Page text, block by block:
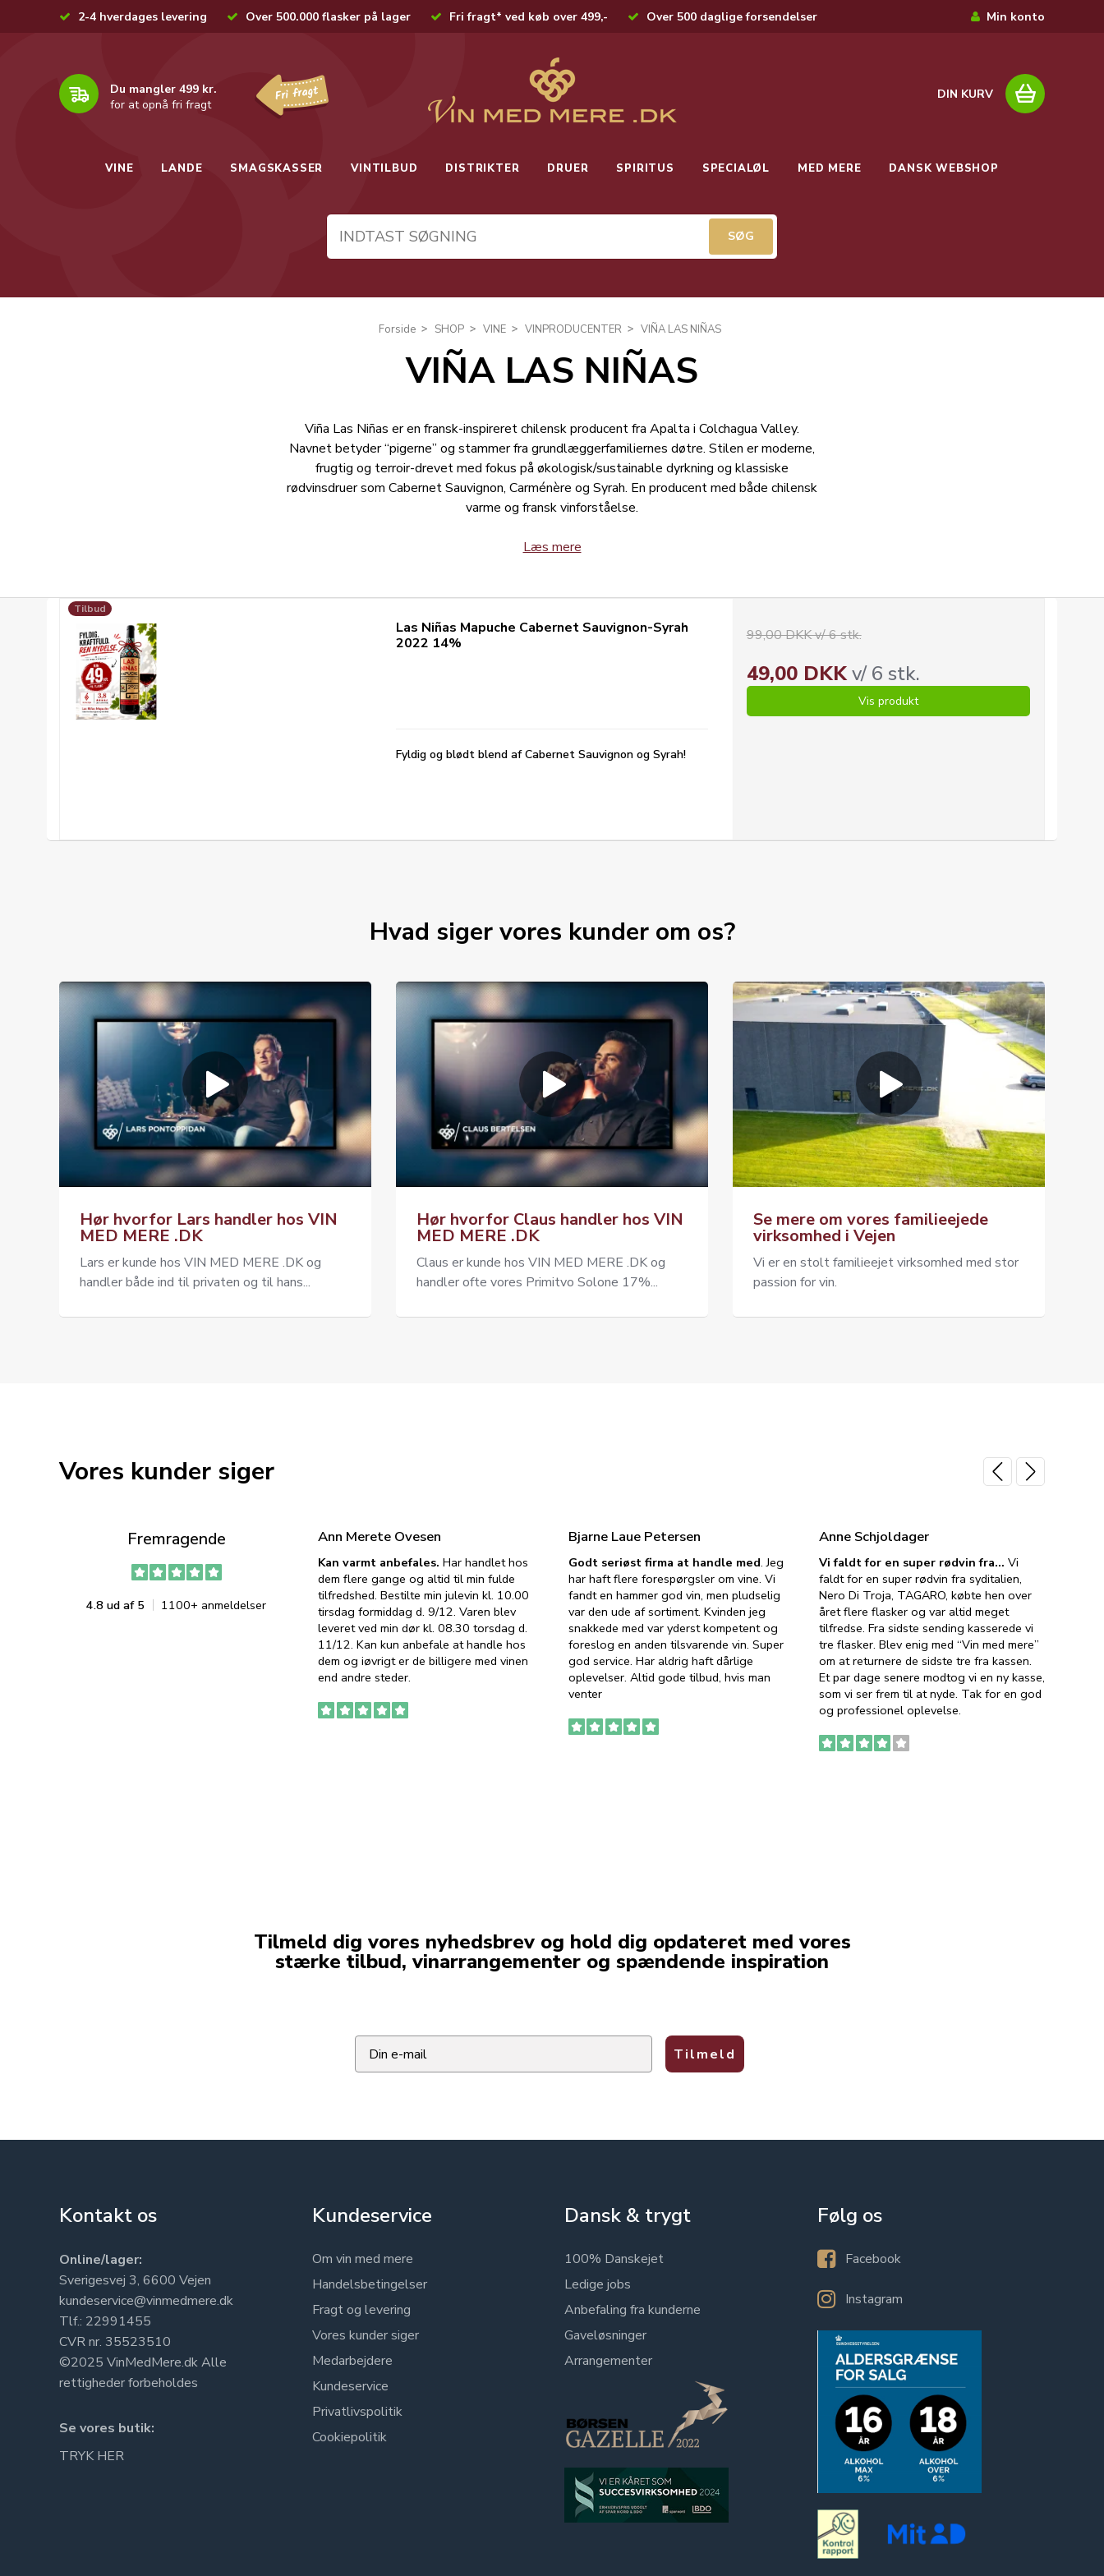
2-4 hverdages levering Over 500.000 flasker på lager Fri fragt* ved køb over 499,- Over 500 daglige forsendelser Min konto
Du mangler 499 kr.
for at opnå fri fragt
DIN KURV
VINE LANDE SMAGSKASSER VINTILBUD DISTRIKTER DRUER SPIRITUS SPECIALØL MED MERE DANSK WEBSHOP
Forside SHOP VINE VINPRODUCENTER VIÑA LAS NIÑAS
VIÑA LAS NIÑAS
Viña Las Niñas er en fransk-inspireret chilensk producent fra Apalta i Colchagua Valley.
Navnet betyder “pigerne” og stammer fra grundlæggerfamiliernes døtre. Stilen er moderne,
frugtig og terroir-drevet med fokus på økologisk/sustainable dyrkning og klassiske
rødvinsdruer som Cabernet Sauvignon, Carménère og Syrah. En producent med både chilensk
varme og fransk vinforståelse.
Læs mere
Tilbud
Las Niñas Mapuche Cabernet Sauvignon-Syrah
2022 14%
Fyldig og blødt blend af Cabernet Sauvignon og Syrah!
99,00 DKK v/ 6 stk.
49,00 DKKv/ 6 stk.
Vis produkt
Hvad siger vores kunder om os?
Hør hvorfor Lars handler hos VIN
MED MERE .DK
Lars er kunde hos VIN MED MERE .DK og
handler både ind til privaten og til hans...
Hør hvorfor Claus handler hos VIN
MED MERE .DK
Claus er kunde hos VIN MED MERE .DK og
handler ofte vores Primitvo Solone 17%...
Se mere om vores familieejede
virksomhed i Vejen
Vi er en stolt familieejet virksomhed med stor
passion for vin.
Vores kunder siger
Fremragende
4.8 ud af 5 1100+ anmeldelser
Ann Merete Ovesen
Kan varmt anbefales. Har handlet hos
dem flere gange og altid til min fulde
tilfredshed. Bestilte min julevin kl. 10.00
tirsdag formiddag d. 9/12. Varen blev
leveret ved min dør kl. 08.30 torsdag d.
11/12. Kan kun anbefale at handle hos
dem og iøvrigt er de billigere med vinen
end andre steder.
Bjarne Laue Petersen
Godt seriøst firma at handle med. Jeg
har haft flere forespørgsler om vine. Vi
fandt en hammer god vin, men pludselig
var den ude af sortiment. Kvinden jeg
snakkede med var yderst kompetent og
foreslog en anden tilsvarende vin. Super
god service. Har aldrig haft dårlige
oplevelser. Altid gode tilbud, hvis man
venter
Anne Schjoldager
Vi faldt for en super rødvin fra… Vi
faldt for en super rødvin fra syditalien,
Nero Di Troja, TAGARO, købte hen over
året flere flasker og var altid meget
tilfredse. Fra sidste sending kasserede vi
tre flasker. Blev enig med “Vin med mere”
om at returnere de sidste tre fra kassen.
Et par dage senere modtog vi en ny kasse,
som vi ser frem til at nyde. Tak for en god
og professionel oplevelse.
Tilmeld dig vores nyhedsbrev og hold dig opdateret med vores
stærke tilbud, vinarrangementer og spændende inspiration
Email
Tilmeld
Kontakt os
Online/lager:
Sverigesvej 3, 6600 Vejen
kundeservice@vinmedmere.dk
Tlf.: 22991455
CVR nr. 35523510
©2025 VinMedMere.dk Alle
rettigheder forbeholdes
Se vores butik:
TRYK HER
Kundeservice
Om vin med mere
Handelsbetingelser
Fragt og levering
Vores kunder siger
Medarbejdere
Kundeservice
Privatlivspolitik
Cookiepolitik
Dansk & trygt
100% Danskejet
Ledige jobs
Anbefaling fra kunderne
Gaveløsninger
Arrangementer
Følg os
Facebook
Instagram